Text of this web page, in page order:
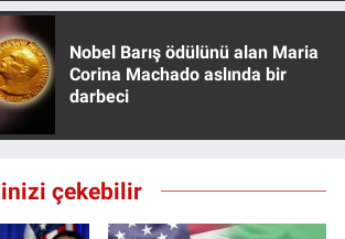
Nobel Barış ödülünü alan Maria
Corina Machado aslında bir
darbeci
çekebilir